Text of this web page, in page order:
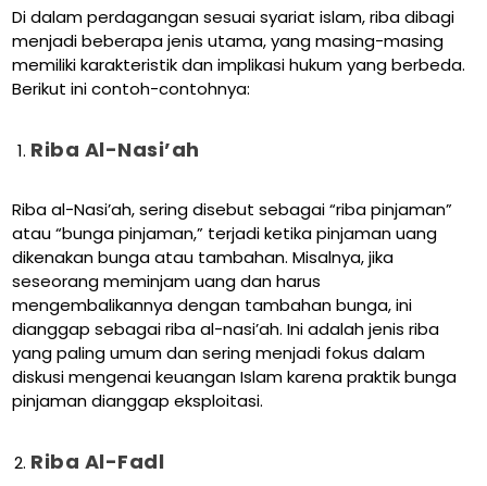
Di dalam perdagangan sesuai syariat islam, riba dibagi
menjadi beberapa jenis utama, yang masing-masing
memiliki karakteristik dan implikasi hukum yang berbeda.
Berikut ini contoh-contohnya:
Riba Al-Nasi’ah
Riba al-Nasi’ah, sering disebut sebagai “riba pinjaman”
atau “bunga pinjaman,” terjadi ketika pinjaman uang
dikenakan bunga atau tambahan. Misalnya, jika
seseorang meminjam uang dan harus
mengembalikannya dengan tambahan bunga, ini
dianggap sebagai riba al-nasi’ah. Ini adalah jenis riba
yang paling umum dan sering menjadi fokus dalam
diskusi mengenai keuangan Islam karena praktik bunga
pinjaman dianggap eksploitasi.
Riba Al-Fadl